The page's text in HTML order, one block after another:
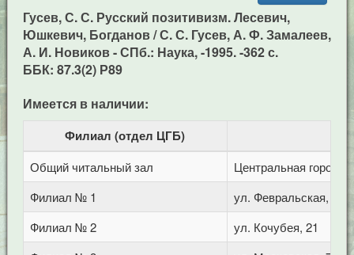
Гусев, С. С. Русский позитивизм. Лесевич,
Юшкевич, Богданов / С. С. Гусев, А. Ф. Замалеев,
А. И. Новиков - СПб.: Наука, -1995. -362 с.
ББК: 87.3(2) Р89
Имеется в наличии:
Филиал (отдел ЦГБ)
Общий читальный зал
Центральная
Филиал № 1
ул. Февральская, 283
Филиал № 2
ул. Кочубея, 21